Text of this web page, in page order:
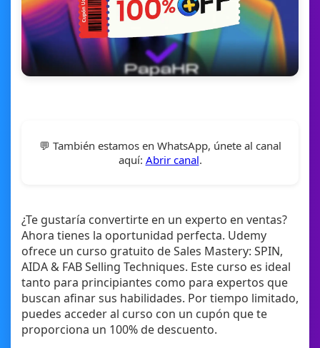
💬 También estamos en WhatsApp, únete al canal
aquí: Abrir canal.
¿Te gustaría convertirte en un experto en ventas?
Ahora tienes la oportunidad perfecta. Udemy
ofrece un curso gratuito de Sales Mastery: SPIN,
AIDA & FAB Selling Techniques. Este curso es ideal
tanto para principiantes como para expertos que
buscan afinar sus habilidades. Por tiempo limitado,
puedes acceder al curso con un cupón que te
proporciona un 100% de descuento.